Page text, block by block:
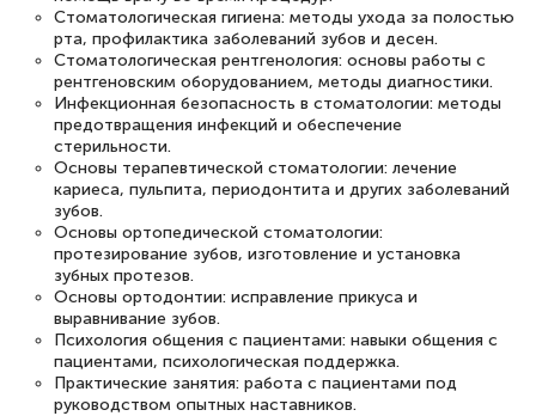
11 марта 2026
Всем добрый день! Я прошла курс
повышени каалификации по
специальности «Тренер-преподаватель
по тяжелой атлетике»! Хочется
подчеркуть, что при обращении
оперативно связались со мной
специалисты, ответили на все
интересующие вопросы и в течении
двух…
Стоматологическая гигиена: методы ухода за полостью
рта, профилактика заболеваний зубов и десен.
Стоматологическая рентгенология: основы работы с
рентгеновским оборудованием, методы диагностики.
Инфекционная безопасность в стоматологии: методы
предотвращения инфекций и обеспечение
стерильности.
Основы терапевтической стоматологии: лечение
кариеса, пульпита, периодонтита и других заболеваний
зубов.
Основы ортопедической стоматологии:
протезирование зубов, изготовление и установка
зубных протезов.
Основы ортодонтии: исправление прикуса и
выравнивание зубов.
Психология общения с пациентами: навыки общения с
пациентами, психологическая поддержка.
Практические занятия: работа с пациентами под
руководством опытных наставников.